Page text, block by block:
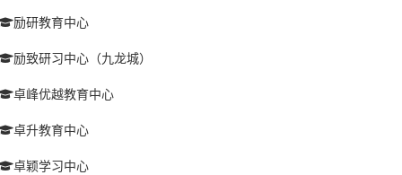
励研教育中心
励致研习中心（九龙城）
卓峰优越教育中心
卓升教育中心
卓颖学习中心